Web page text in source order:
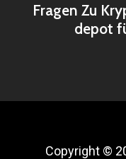
Fragen Zu
depot
Copyright ©